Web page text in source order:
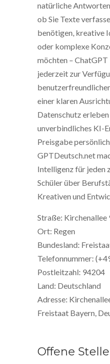
natürliche
ob Sie Texte
benötigen, kreative
oder komplexe
möchten –
jederzeit zur
einer klaren
Datenschutz erleben
unverbindliches KI-
Preisgabe
GPTDeutsch.net
Intelligenz für jeden
Schüler über
Kreativen und
Straße: Kirchenallee
Ort: Regen
Bundesland:
Telefonnummer:
Postleitzahl: 94204
Land: Deutschland
Adresse:
Freistaat Bayern,
Offene